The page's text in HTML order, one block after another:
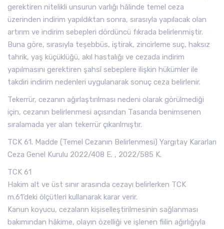
gerektiren nitelikli unsurun varlığı hâlinde temel ceza
üzerinden indirim yapıldıktan sonra, sırasıyla yapılacak olan
artırım ve indirim sebepleri dördüncü fıkrada belirlenmiştir.
Buna göre, sırasıyla teşebbüs, iştirak, zincirleme suç, haksız
tahrik, yaş küçüklüğü, akıl hastalığı ve cezada indirim
yapılmasını gerektiren şahsî sebeplere ilişkin hükümler ile
takdiri indirim nedenleri uygulanarak sonuç ceza belirlenir.
Tekerrür, cezanın ağırlaştırılması nedeni olarak görülmediği
için, cezanın belirlenmesi açısından Tasarıda benimsenen
sıralamada yer alan tekerrür çıkarılmıştır.
TCK 61. Madde (Temel Cezanın Belirlenmesi) Yargıtay Kararları
Ceza Genel Kurulu 2022/408 E. , 2022/585 K.
TCK 61
Hakim alt ve üst sınır arasında cezayı belirlerken TCK
m.61’deki ölçütleri kullanarak karar verir.
Kanun koyucu, cezaların kişiselleştirilmesinin sağlanması
bakımından hâkime, olayın özelliği ve işlenen fiilin ağırlığıyla